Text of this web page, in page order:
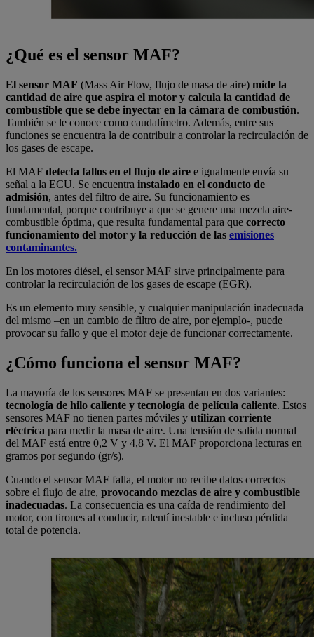
¿Qué es el sensor MAF?
El sensor MAF (Mass Air Flow, flujo de masa de aire) mide la
cantidad de aire que aspira el motor y calcula la cantidad de
combustible que se debe inyectar en la cámara de combustión.
También se le conoce como caudalímetro. Además, entre sus
funciones se encuentra la de contribuir a controlar la recirculación de
los gases de escape.
El MAF detecta fallos en el flujo de aire e igualmente envía su
señal a la ECU. Se encuentra instalado en el conducto de
admisión, antes del filtro de aire. Su funcionamiento es
fundamental, porque contribuye a que se genere una mezcla aire-
combustible óptima, que resulta fundamental para que correcto
funcionamiento del motor y la reducción de las emisiones
contaminantes.
En los motores diésel, el sensor MAF sirve principalmente para
controlar la recirculación de los gases de escape (EGR).
Es un elemento muy sensible, y cualquier manipulación inadecuada
del mismo –en un cambio de filtro de aire, por ejemplo-, puede
provocar su fallo y que el motor deje de funcionar correctamente.
¿Cómo funciona el sensor MAF?
La mayoría de los sensores MAF se presentan en dos variantes:
tecnología de hilo caliente y tecnología de película caliente. Estos
sensores MAF no tienen partes móviles y utilizan corriente
eléctrica para medir la masa de aire. Una tensión de salida normal
del MAF está entre 0,2 V y 4,8 V. El MAF proporciona lecturas en
gramos por segundo (gr/s).
Cuando el sensor MAF falla, el motor no recibe datos correctos
sobre el flujo de aire, provocando mezclas de aire y combustible
inadecuadas. La consecuencia es una caída de rendimiento del
motor, con tirones al conducir, ralentí inestable e incluso pérdida
total de potencia.